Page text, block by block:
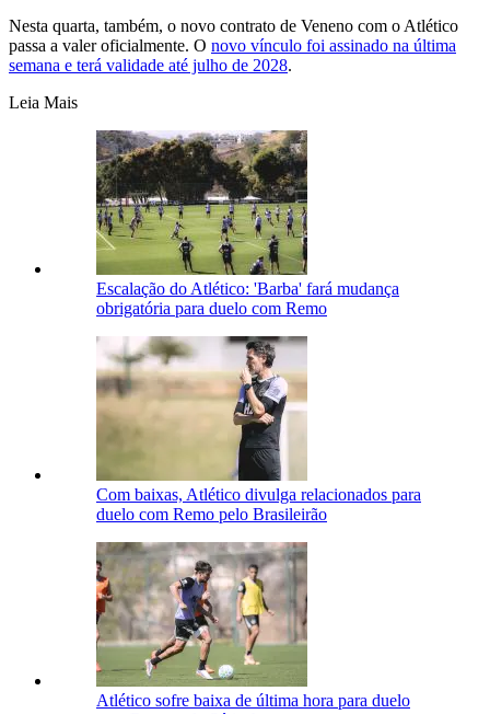
Nesta quarta, também, o novo contrato de Veneno com o Atlético
passa a valer oficialmente. O novo vínculo foi assinado na última
semana e terá validade até julho de 2028.
Leia Mais
Escalação do Atlético: 'Barba' fará mudança
obrigatória para duelo com Remo
Com baixas, Atlético divulga relacionados para
duelo com Remo pelo Brasileirão
Atlético sofre baixa de última hora para duelo